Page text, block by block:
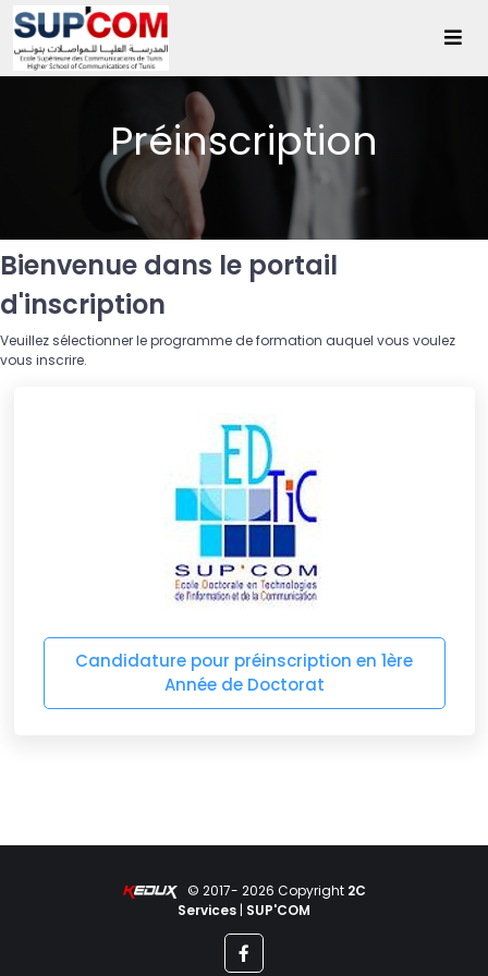
Préinscription
Bienvenue dans le portail
d'inscription
Veuillez sélectionner le programme de formation auquel vous voulez
vous inscrire.
Candidature pour préinscription en 1ère
Année de Doctorat
© 2017- 2026 Copyright 2C
Services | SUP'COM